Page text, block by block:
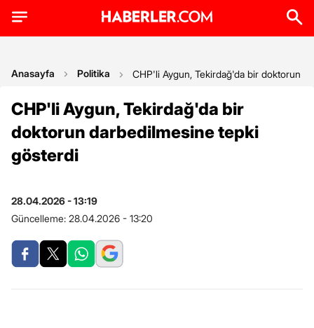
Anasayfa Politika CHP'li Aygun, Tekirdağ'da bir doktorun
CHP'li Aygun, Tekirdağ'da bir
doktorun darbedilmesine tepki
gösterdi
28.04.2026 - 13:19
Güncelleme: 28.04.2026 - 13:20